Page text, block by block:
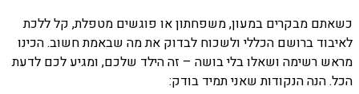
כשאתם מבקרים במעון, משפחתון או פוגשים מטפלת, קל ללכת
לאיבוד ברושם הכללי ולשכוח לבדוק את מה שבאמת חשוב. הכינו
מראש רשימה ושאלו בלי בושה – זה הילד שלכם, ומגיע לכם לדעת
הכל. הנה הנקודות שאני תמיד בודק: